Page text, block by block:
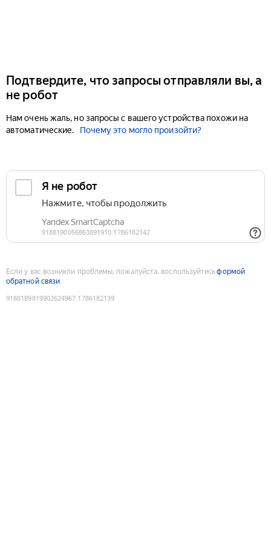
Подтвердите, что запросы отправляли вы, а
не робот
Нам очень жаль, но запросы с вашего устройства похожи на
автоматические.
Почему это могло произойти?
Если у вас возникли проблемы, пожалуйста, воспользуйтесьформой
обратной связи
9188189819902624967:1786182139